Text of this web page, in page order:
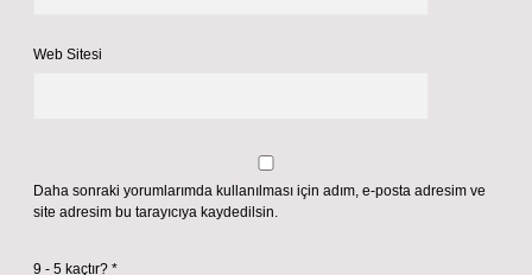
Web Sitesi
Daha sonraki yorumlarımda kullanılması için adım, e-posta adresim ve
site adresim bu tarayıcıya kaydedilsin.
9 - 5 kaçtır? *